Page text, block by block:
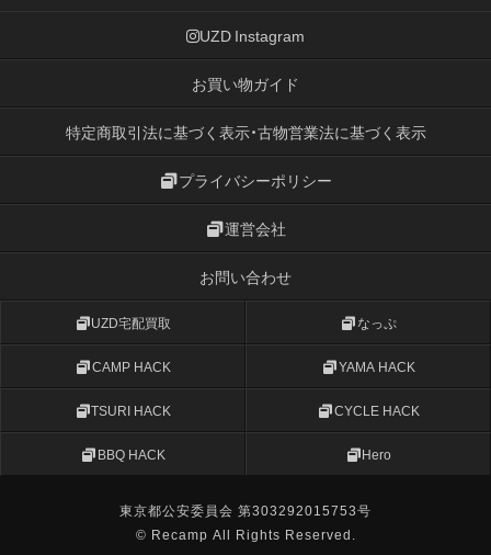
UZD Instagram
お買い物ガイド
特定商取引法に基づく表示・古物営業法に基づく表示
プライバシーポリシー
運営会社
お問い合わせ
UZD宅配買取 なっぷ
CAMP HACK YAMA HACK
TSURI HACK CYCLE HACK
BBQ HACK Hero
東京都公安委員会 第303292015753号
© Recamp All Rights Reserved.